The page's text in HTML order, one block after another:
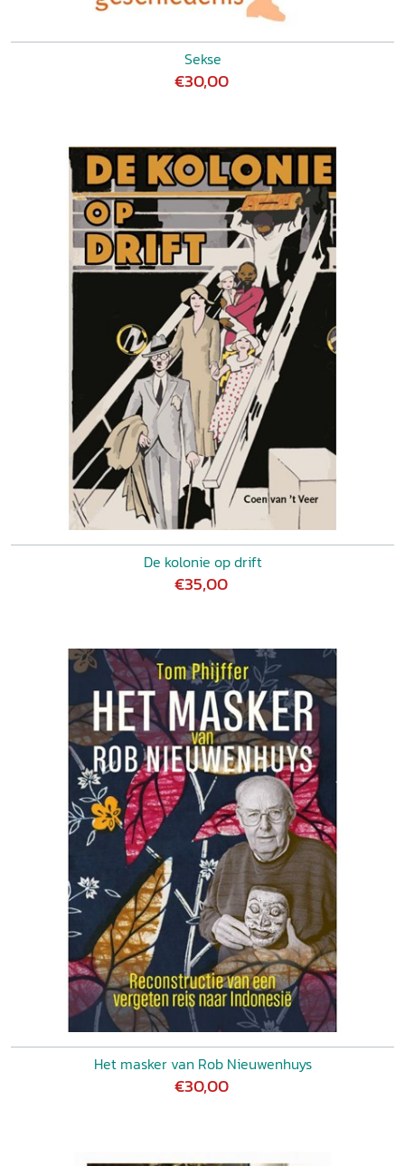
Sekse
€30,00
De kolonie op drift
€35,00
Het masker van Rob Nieuwenhuys
€30,00